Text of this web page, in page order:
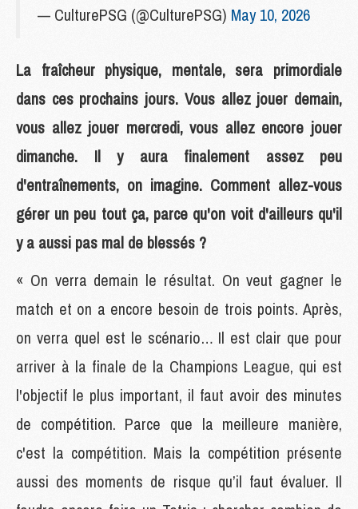
— CulturePSG (@CulturePSG) May 10, 2026
La fraîcheur physique, mentale, sera primordiale
dans ces prochains jours. Vous allez jouer demain,
vous allez jouer mercredi, vous allez encore jouer
dimanche. Il y aura finalement assez peu
d'entraînements, on imagine. Comment allez-vous
gérer un peu tout ça, parce qu'on voit d'ailleurs qu'il
y a aussi pas mal de blessés ?
« On verra demain le résultat. On veut gagner le
match et on a encore besoin de trois points. Après,
on verra quel est le scénario… Il est clair que pour
arriver à la finale de la Champions League, qui est
l'objectif le plus important, il faut avoir des minutes
de compétition. Parce que la meilleure manière,
c'est la compétition. Mais la compétition présente
aussi des moments de risque qu’il faut évaluer. Il